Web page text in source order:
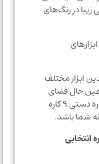
رنگ‌های
مختلف
فضای
کمی اشغال نماید، سالاد ساز همه کاره دستی ۹ کاره
باشد.
انتخابی